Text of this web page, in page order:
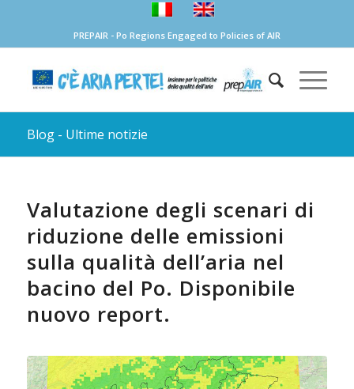
PREPAIR - Po Regions Engaged to Policies of AIR
Blog - Ultime notizie
Valutazione degli scenari di
riduzione delle emissioni
sulla qualità dell’aria nel
bacino del Po. Disponibile
nuovo report.